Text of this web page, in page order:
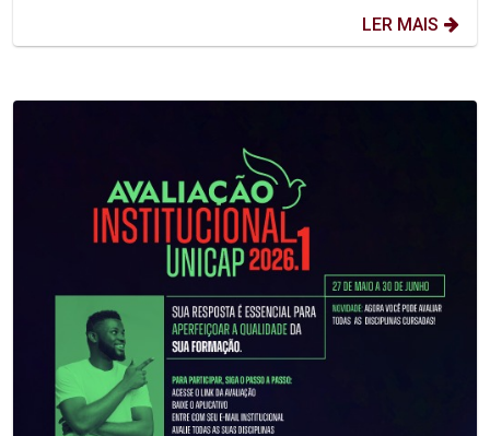
LER MAIS